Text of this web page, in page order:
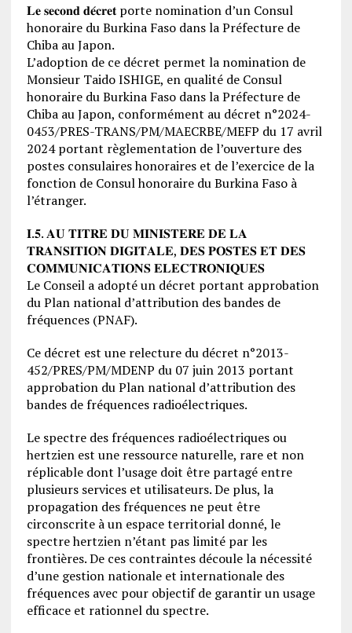
𝐋𝐞 𝐬𝐞𝐜𝐨𝐧𝐝 𝐝𝐞́𝐜𝐫𝐞𝐭 porte nomination d’un Consul
honoraire du Burkina Faso dans la Préfecture de
Chiba au Japon.
L’adoption de ce décret permet la nomination de
Monsieur Taido ISHIGE, en qualité de Consul
honoraire du Burkina Faso dans la Préfecture de
Chiba au Japon, conformément au décret n°2024-
0453/PRES-TRANS/PM/MAECRBE/MEFP du 17 avril
2024 portant règlementation de l’ouverture des
postes consulaires honoraires et de l’exercice de la
fonction de Consul honoraire du Burkina Faso à
l’étranger.
𝐈.𝟓. 𝐀𝐔 𝐓𝐈𝐓𝐑𝐄 𝐃𝐔 𝐌𝐈𝐍𝐈𝐒𝐓𝐄𝐑𝐄 𝐃𝐄 𝐋𝐀
𝐓𝐑𝐀𝐍𝐒𝐈𝐓𝐈𝐎𝐍 𝐃𝐈𝐆𝐈𝐓𝐀𝐋𝐄, 𝐃𝐄𝐒 𝐏𝐎𝐒𝐓𝐄𝐒 𝐄𝐓 𝐃𝐄𝐒
𝐂𝐎𝐌𝐌𝐔𝐍𝐈𝐂𝐀𝐓𝐈𝐎𝐍𝐒 𝐄𝐋𝐄𝐂𝐓𝐑𝐎𝐍𝐈𝐐𝐔𝐄𝐒
Le Conseil a adopté un décret portant approbation
du Plan national d’attribution des bandes de
fréquences (PNAF).
Ce décret est une relecture du décret n°2013-
452/PRES/PM/MDENP du 07 juin 2013 portant
approbation du Plan national d’attribution des
bandes de fréquences radioélectriques.
Le spectre des fréquences radioélectriques ou
hertzien est une ressource naturelle, rare et non
réplicable dont l’usage doit être partagé entre
plusieurs services et utilisateurs. De plus, la
propagation des fréquences ne peut être
circonscrite à un espace territorial donné, le
spectre hertzien n’étant pas limité par les
frontières. De ces contraintes découle la nécessité
d’une gestion nationale et internationale des
fréquences avec pour objectif de garantir un usage
efficace et rationnel du spectre.